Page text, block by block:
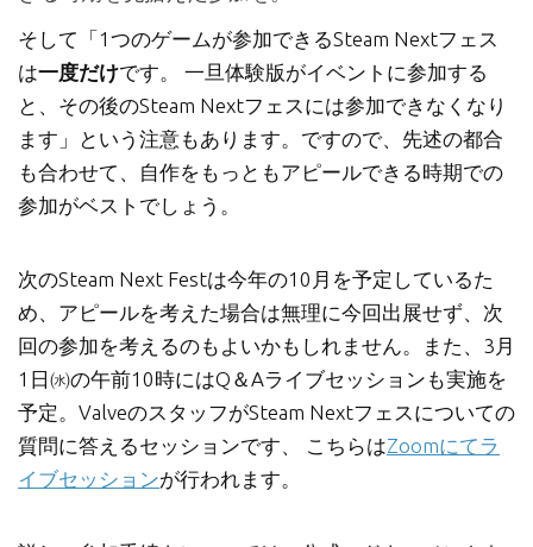
そして「1つのゲームが参加できるSteam Nextフェス
は一度だけです。 一旦体験版がイベントに参加する
と、その後のSteam Nextフェスには参加できなくなり
ます」という注意もあります。ですので、先述の都合
も合わせて、自作をもっともアピールできる時期での
参加がベストでしょう。
次のSteam Next Festは今年の10月を予定しているた
め、アピールを考えた場合は無理に今回出展せず、次
回の参加を考えるのもよいかもしれません。また、3月
1日㈬の午前10時にはQ＆Aライブセッションも実施を
予定。ValveのスタッフがSteam Nextフェスについての
質問に答えるセッションです、 こちらはZoomにてラ
イブセッションが行われます。